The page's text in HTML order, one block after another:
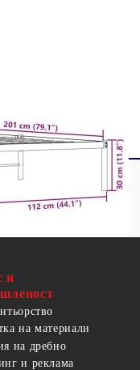
и
на материали
на дребно
и реклама